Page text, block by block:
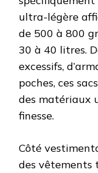
ultra-légère
de 500 à 800
30 à 40 litres.
excessifs,
poches, ces
des matériaux
finesse.
Côté
des vêtements